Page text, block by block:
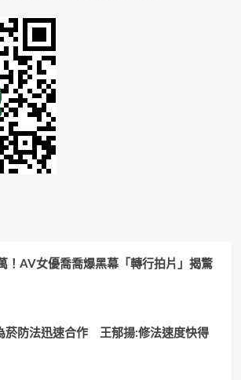
！AV女優喬喬爆黑幕「轉行拍片」揭驚
菸防法迅速合作 王郁揚:修法速度快得